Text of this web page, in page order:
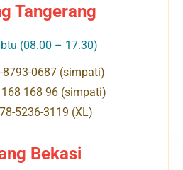
Tangerang
(08.00 – 17.30)
8793-0687 (simpati)
168 96 (simpati)
5236-3119 (XL)
Bekasi